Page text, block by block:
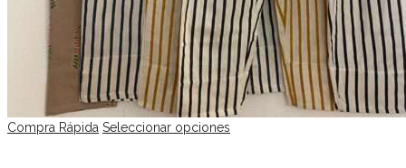
Compra Rápida Seleccionar opciones